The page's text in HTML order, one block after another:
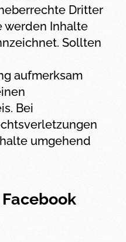
Dritter
werden Inhalte
Sollten
aufmerksam
Bei
umgehend